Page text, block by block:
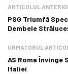
ARTICOLUL
PSG Triumfă
Dembele
URMATORUL
AS Roma Învinge
Italiei